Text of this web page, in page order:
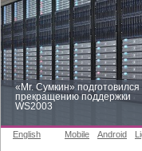
«Mr. Сумкин» подготовился
прекращению поддержки
WS2003
English Mobile Android